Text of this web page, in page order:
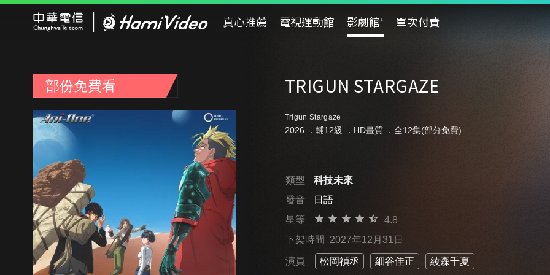
真心推薦 電視運動館 影劇館⁺ 單次付費
部份免費看 TRIGUN STARGAZE
Trigun Stargaze
2026 ． 輔12級 ．HD畫質 ．全12集(部分免費)
類型
科技未來
發音
日語
星等
4.8
下架時間 2027年12月31日
演員 松岡禎丞 細谷佳正 綾森千夏